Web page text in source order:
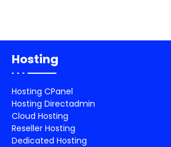
Hosting
Hosting CPanel
Hosting Directadmin
Cloud Hosting
Reseller Hosting
Dedicated Hosting